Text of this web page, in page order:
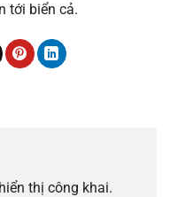
tới biển cả.
thị công khai.